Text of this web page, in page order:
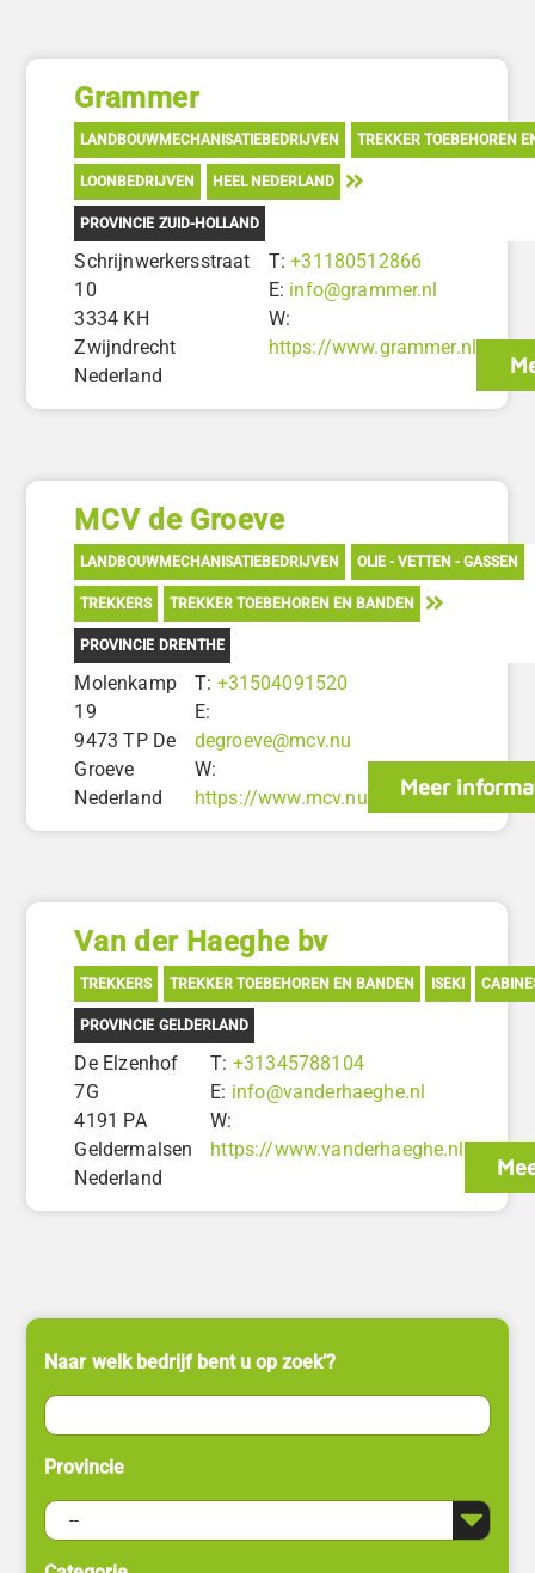
Grammer
LANDBOUWMECHANISATIEBEDRIJVEN TREKKER TOEBEHOREN
LOONBEDRIJVEN HEEL NEDERLAND
PROVINCIE ZUID-HOLLAND
Schrijnwerkersstraat
10
3334 KH
Zwijndrecht
Nederland
T:+31180512866
E: info@grammer.nl
W:
https://www.grammer.nl
MCV de Groeve
LANDBOUWMECHANISATIEBEDRIJVEN OLIE - VETTEN - GASSEN
TREKKERS TREKKER TOEBEHOREN EN BANDEN
PROVINCIE DRENTHE
Molenkamp
19
9473 TP De
Groeve
Nederland
T: +31504091520
E:
degroeve@mcv.nu
W:
https://www.mcv.nu
Meer
Van der Haeghe bv
TREKKERS TREKKER TOEBEHOREN EN BANDEN ISEKI
PROVINCIE GELDERLAND
De Elzenhof
7G
4191 PA
Geldermalsen
Nederland
T: +31345788104
E: info@vanderhaeghe.nl
W:
https://www.vanderhaeghe.nl
Naar welk bedrijf bent u op zoek’?
Provincie